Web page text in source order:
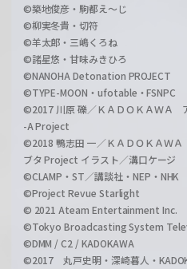
©築地俊彦・駒都え～じ
©柳実冬貴・切符
©羊太郎・三嶋くろね
©諸星悠・甘味みきひろ
©NANOHA Detonation PROJECT
©TYPE-MOON・ufotable・FSNPC
©2017 川原 礫／ＫＡＤＯＫＡＷＡ
-A Project
©2018 鴨志田 一／ＫＡＤＯＫＡＷ
ブタ Project イラスト／溝口ケージ
©CLAMP・ST／講談社・NEP・NHK
©Project Revue Starlight
© 2021 Ateam Entertainment Inc.
©Tokyo Broadcasting System
©DMM / C2 / KADOKAWA
©2017 丸戸史明・深崎暮人・